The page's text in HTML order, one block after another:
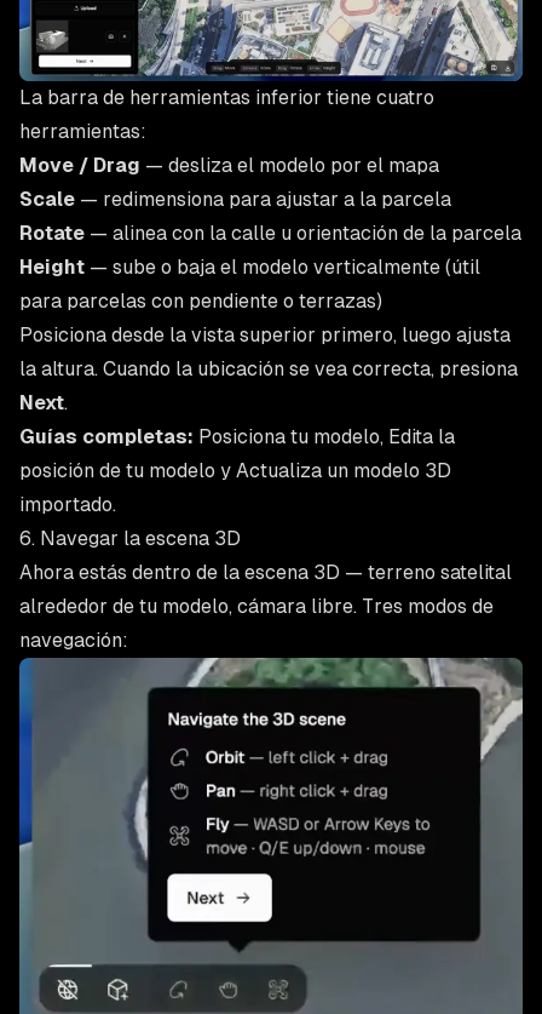
La barra de herramientas inferior tiene cuatro
herramientas:
Move / Drag — desliza el modelo por el mapa
Scale — redimensiona para ajustar a la parcela
Rotate — alinea con la calle u orientación de la parcela
Height — sube o baja el modelo verticalmente (útil
para parcelas con pendiente o terrazas)
Posiciona desde la vista superior primero, luego ajusta
la altura. Cuando la ubicación se vea correcta, presiona
Next.
Guías completas: Posiciona tu modelo, Edita la
posición de tu modelo y Actualiza un modelo 3D
importado.
6. Navegar la escena 3D
Ahora estás dentro de la escena 3D — terreno satelital
alrededor de tu modelo, cámara libre. Tres modos de
navegación: